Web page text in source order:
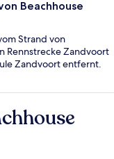
Beachhouse
Strand von
Rennstrecke Zandvoort
Zandvoort entfernt.